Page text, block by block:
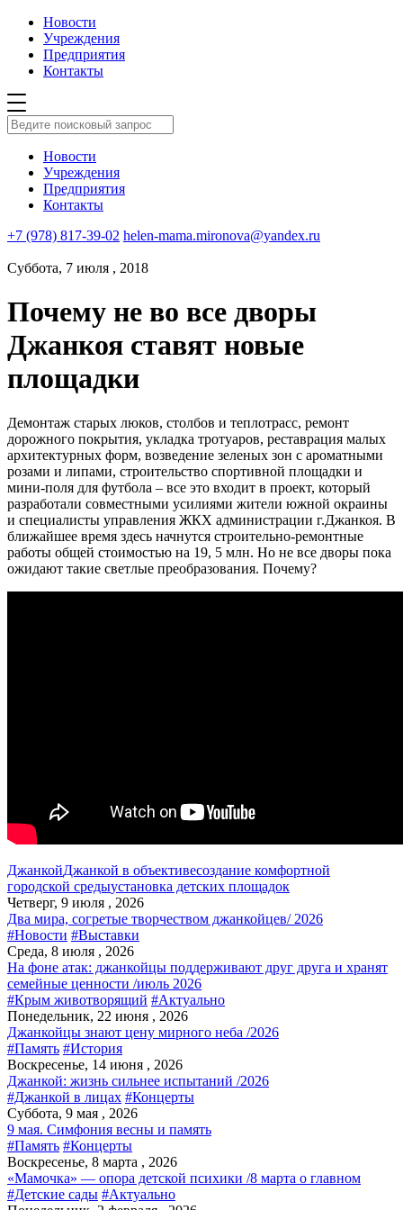
Новости
Учреждения
Предприятия
Контакты
Новости
Учреждения
Предприятия
Контакты
+7 (978) 817-39-02 helen-mama.mironova@yandex.ru
Суббота, 7 июля , 2018
Почему не во все дворы
Джанкоя ставят новые
площадки
Демонтаж старых люков, столбов и теплотрасс, ремонт
дорожного покрытия, укладка тротуаров, реставрация малых
архитектурных форм, возведение зеленых зон с ароматными
розами и липами, строительство спортивной площадки и
мини-поля для футбола – все это входит в проект, который
разработали совместными усилиями жители южной окраины
и специалисты управления ЖКХ администрации г.Джанкоя. В
ближайшее время здесь начнутся строительно-ремонтные
работы общей стоимостью на 19, 5 млн. Но не все дворы пока
ожидают такие светлые преобразования. Почему?
ДжанкойДжанкой в объективесоздание комфортной
городской средыустановка детских площадок
Четверг, 9 июля , 2026
Два мира, согретые творчеством джанкойцев/ 2026
#Новости #Выставки
Среда, 8 июля , 2026
На фоне атак: джанкойцы поддерживают друг друга и хранят
семейные ценности /июль 2026
#Крым животворящий #Актуально
Понедельник, 22 июня , 2026
Джанкойцы знают цену мирного неба /2026
#Память #История
Воскресенье, 14 июня , 2026
Джанкой: жизнь сильнее испытаний /2026
#Джанкой в лицах #Концерты
Суббота, 9 мая , 2026
9 мая. Симфония весны и память
#Память #Концерты
Воскресенье, 8 марта , 2026
«Мамочка» — опора детской психики /8 марта о главном
#Детские сады #Актуально